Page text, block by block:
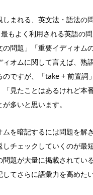
しまれる、英文法・語法の
もよく利用される英語の問
の問題」「重要イディオム
ィオムに関して言えば、熟
のですが、「take + 前置詞
「見たことはあるけれど本
多いと思います。
ムを暗記するには問題を解
しチェックしていくのが最
問題が大量に掲載されてい
してさらに語彙力を高めた